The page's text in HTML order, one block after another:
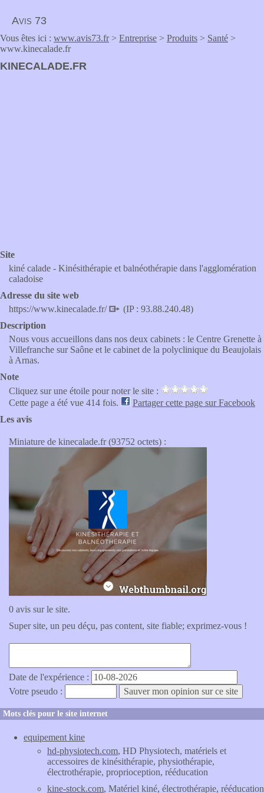
Avis 73
Vous êtes ici : www.avis73.fr> Entreprise > Produits > Santé >
www.kinecalade.fr
KINECALADE.FR
Site
kiné calade - Kinésithérapie et balnéothérapie dans l'agglomération
caladoise
Adresse du site web
https://www.kinecalade.fr/
(IP : 93.88.240.48)
Description
Nous vous accueillons dans nos deux cabinets : le Centre Grenette à
Villefranche sur Saône et le cabinet de la polyclinique du Beaujolais
à Arnas.
Note
Cliquez sur une étoile pour noter le site :
Cette page a été vue 414 fois.
Partager cette page sur Facebook
Les avis
Miniature de kinecalade.fr (93752 octets) :
0 avis sur le site.
Super site, un peu déçu, pas content, site fiable; exprimez-vous !
Date de l'expérience :
Votre pseudo :
Mots clés pour le site internet
equipement kine
hd-physiotech.com, HD Physiotech, matériels et
accessoires de kinésithérapie, physiothérapie,
électrothérapie, proprioception, rééducation
kine-stock.com, Matériel kiné, électrothérapie, rééducation